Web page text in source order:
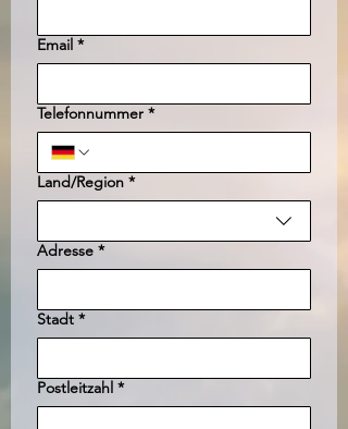
Email *
Telefonnummer *
Mehrzeilige Adresse
Land/Region *
Adresse *
Stadt *
Postleitzahl *